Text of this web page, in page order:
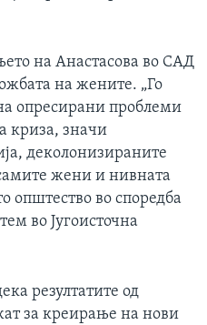
на Анастасова во САД
на жените. „Го
опресирани проблеми
криза, значи
деколонизираните
жени и нивната
општество во споредба
во Југоисточна
резултатите од
за креирање на нови